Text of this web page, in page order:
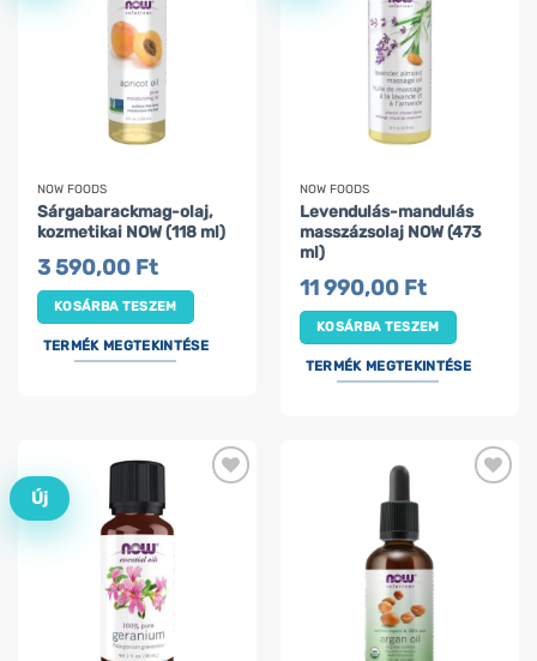
NOW FOODS
Sárgabarackmag-olaj,
kozmetikai NOW (118 ml)
3 590,00 Ft
KOSÁRBA TESZEM
TERMÉK MEGTEKINTÉSE
NOW FOODS
Levendulás-mandulás
masszázsolaj NOW (473
ml)
11 990,00 Ft
KOSÁRBA TESZEM
TERMÉK MEGTEKINTÉSE
Új